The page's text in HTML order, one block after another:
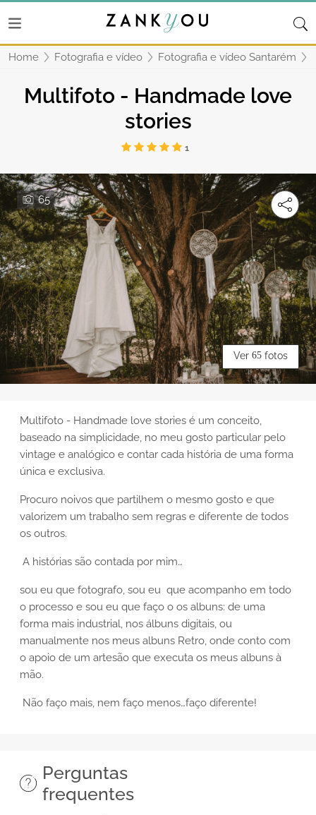
Home Fotografia e vídeo Fotografia e vídeo Santarém
Multifoto - Handmade love
stories
1
65
Ver 65 fotos
Multifoto - Handmade love stories é um conceito,
baseado na simplicidade, no meu gosto particular pelo
vintage e analógico e contar cada história de uma forma
única e exclusiva.
Procuro noivos que partilhem o mesmo gosto e que
valorizem um trabalho sem regras e diferente de todos
os outros.
A histórias são contada por mim…
sou eu que fotografo, sou eu que acompanho em todo
o processo e sou eu que faço o os albuns: de uma
forma mais industrial, nos álbuns digitais, ou
manualmente nos meus albuns Retro, onde conto com
o apoio de um artesão que executa os meus albuns à
mão.
Não faço mais, nem faço menos…faço diferente!
Perguntas
frequentes